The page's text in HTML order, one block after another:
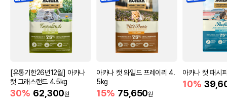
[유통기한26년12월] 아카나
캣 그래스랜드 4.5kg
30% 62,300원
아카나 캣 와일드 프레이리 4.
5kg
15% 75,650원
아카나 캣 패시
10%